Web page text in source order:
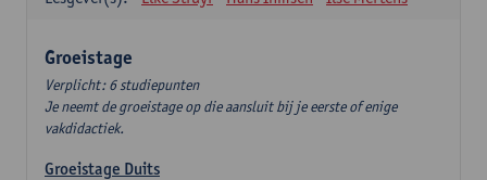
Groeistage
Verplicht: 6 studiepunten
Je neemt de groeistage op die aansluit bij je eerste of enige
vakdidactiek.
Groeistage Duits